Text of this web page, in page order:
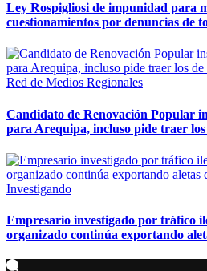
Ley Rospigliosi de impunidad para
cuestionamientos por denuncias de
Red de Medios Regionales
Candidato de Renovación Popular
para Arequipa, incluso pide traer
Investigando
Empresario investigado por tráfico
organizado continúa exportando